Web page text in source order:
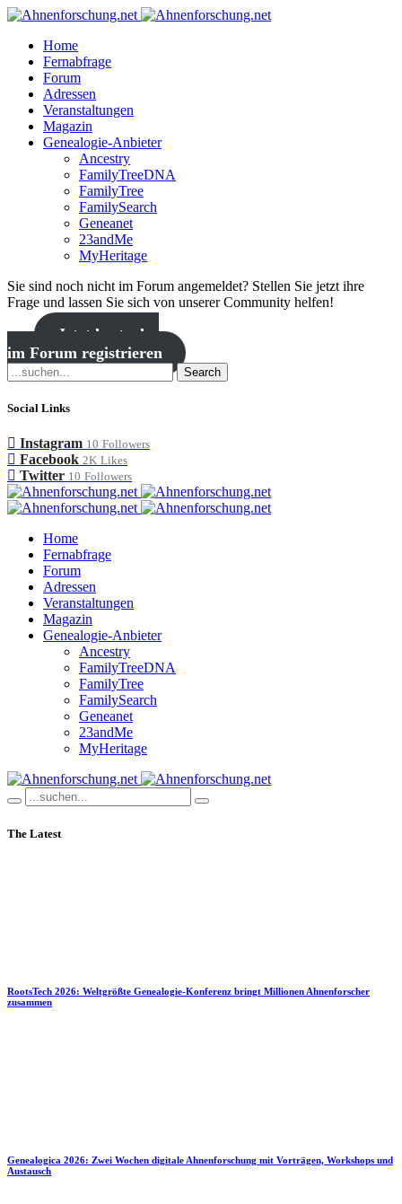
Home
Fernabfrage
Forum
Adressen
Veranstaltungen
Magazin
Genealogie-Anbieter
Ancestry
FamilyTreeDNA
FamilyTree
FamilySearch
Geneanet
23andMe
MyHeritage
Sie sind noch nicht im Forum angemeldet? Stellen Sie jetzt ihre
Frage und lassen Sie sich von unserer Community helfen!
Jetzt kostenlos
im Forum registrieren
Search
Social Links
Instagram 10 Followers
Facebook 2K Likes
Twitter 10 Followers
Home
Fernabfrage
Forum
Adressen
Veranstaltungen
Magazin
Genealogie-Anbieter
Ancestry
FamilyTreeDNA
FamilyTree
FamilySearch
Geneanet
23andMe
MyHeritage
The Latest
RootsTech 2026: Weltgrößte Genealogie-Konferenz bringt Millionen Ahnenforscher
zusammen
Genealogica 2026: Zwei Wochen digitale Ahnenforschung mit Vorträgen, Workshops und
Austausch